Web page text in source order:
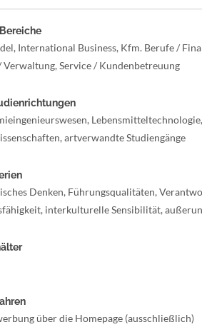
International Business, Kfm. Berufe /
Service / Kundenbetreuung
artverwandte Studiengänge
Denken, Führungsqualitäten,
interkulturelle Sensibilität,
über die Homepage (ausschließlich)